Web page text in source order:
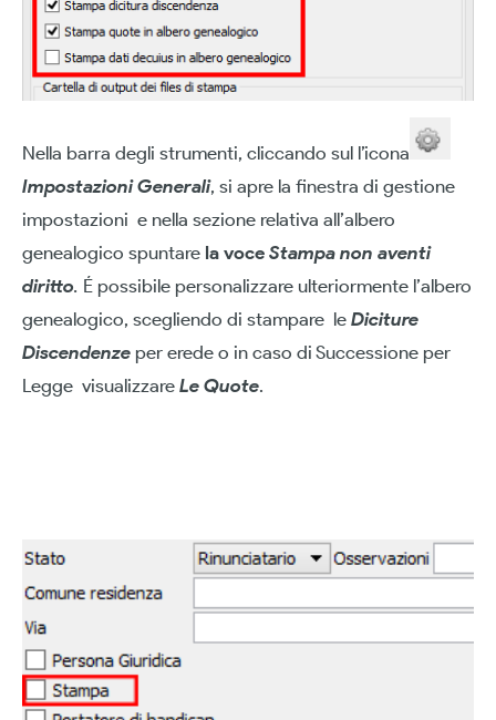
Nella barra degli strumenti, cliccando sul l’icona
Impostazioni Generali, si apre la finestra di gestione
impostazioni e nella sezione relativa all’albero
genealogico spuntare la voce Stampa non aventi
diritto. É possibile personalizzare ulteriormente l’albero
genealogico, scegliendo di stampare le Diciture
Discendenze per erede o in caso di Successione per
Legge visualizzare Le Quote.